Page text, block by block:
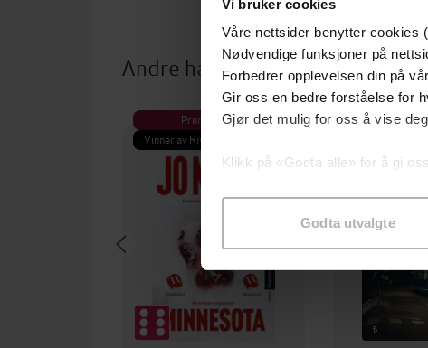
Vi bruker cookies
Våre nettsider benytter cookies
Nødvendige funksjoner på
Forbedrer opplevelsen din på
Gir oss en bedre forståelse for
Gjør det mulig for oss å vise
Klikk på «Godta alle» for å gi
samtykke til spesifikke formål
Godta utvalgte
Andre har også kjøpt
Premium
Vinner av Rivertonprisen
Premium